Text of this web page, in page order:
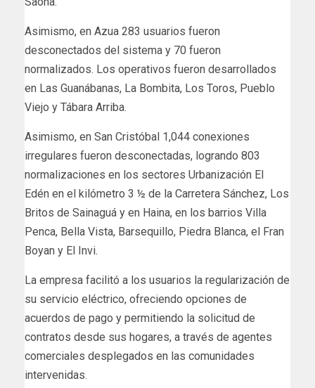
Asimismo, en Azua 283 usuarios fueron
desconectados del sistema y 70 fueron
normalizados. Los operativos fueron desarrollados
en Las Guanábanas, La Bombita, Los Toros, Pueblo
Viejo y Tábara Arriba.
Asimismo, en San Cristóbal 1,044 conexiones
irregulares fueron desconectadas, logrando 803
normalizaciones en los sectores Urbanización El
Edén en el kilómetro 3 ½ de la Carretera Sánchez, Los
Britos de Sainaguá y en Haina, en los barrios Villa
Penca, Bella Vista, Barsequillo, Piedra Blanca, el Fran
Boyan y El Invi.
La empresa facilitó a los usuarios la regularización de
su servicio eléctrico, ofreciendo opciones de
acuerdos de pago y permitiendo la solicitud de
contratos desde sus hogares, a través de agentes
comerciales desplegados en las comunidades
intervenidas.